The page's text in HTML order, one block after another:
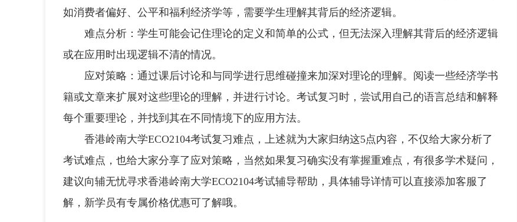
如消费者偏好、公平和福利经济学等，需要学生理解其背后的经济逻辑。
难点分析：学生可能会记住理论的定义和简单的公式，但无法深入理解其背后的经济逻辑
或在应用时出现逻辑不清的情况。
应对策略：通过课后讨论和与同学进行思维碰撞来加深对理论的理解。阅读一些经济学书
籍或文章来扩展对这些理论的理解，并进行讨论。考试复习时，尝试用自己的语言总结和解释
每个重要理论，并找到其在不同情境下的应用方法。
香港岭南大学ECO2104考试复习难点，上述就为大家归纳这5点内容，不仅给大家分析了
考试难点，也给大家分享了应对策略，当然如果复习确实没有掌握重难点，有很多学术疑问，
建议向辅无忧寻求香港岭南大学ECO2104考试辅导帮助，具体辅导详情可以直接添加客服了
解，新学员有专属价格优惠可了解哦。